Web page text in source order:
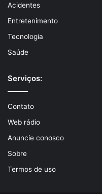
Acidentes
Entretenimento
Tecnologia
Saúde
Serviços:
Contato
Web rádio
Anuncie conosco
Sobre
Termos de uso